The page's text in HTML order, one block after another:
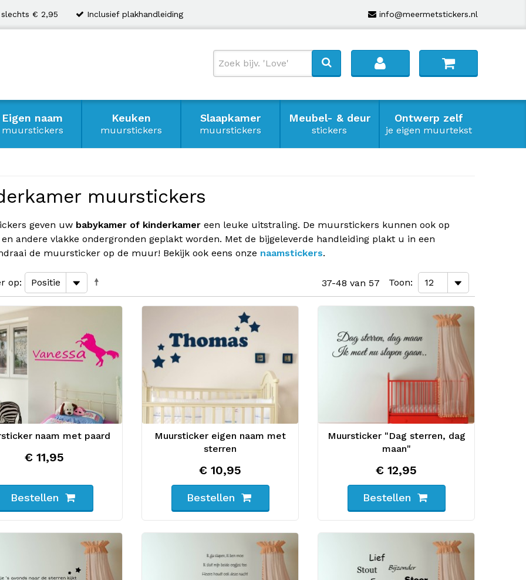
info@meermetstickers.nl
slechts € 2,95 Inclusief plakhandleiding
Eigen naam
muurstickers
Keuken
muurstickers
Slaapkamer
muurstickers
Meubel- & deur
stickers
Ontwerp zelf
je eigen muurtekst
muurstickers
geven uw babykamer of kinderkamereen leuke uitstraling. De muurstickers kunnen ook op
andere vlakke ondergronden geplakt worden. Met de bijgeleverde handleiding plakt u in een
de muursticker op de muur! Bekijk ook eens onze naamstickers.
op 37-48 van 57 Toon
naam met paard
€ 11,95
Bestellen
Muursticker eigen naam met
sterren
€ 10,95
Bestellen
Muursticker "Dag sterren, dag
maan"
€ 12,95
Bestellen